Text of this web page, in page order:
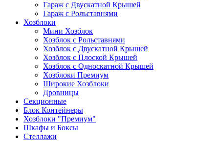
Гараж с Двускатной Крышей
Гараж с Рольставнями
Хозблоки
Мини Хозблок
Хозблок с Рольставнями
Хозблок с Двускатной Крышей
Хозблок с Плоской Крышей
Хозблок с Односкатной Крышей
Хозблоки Премиум
Широкие Хозблоки
Дровницы
Секционные
Блок Контейнеры
Хозблоки "Премиум"
Шкафы и Боксы
Стеллажи